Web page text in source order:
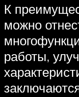
К
можно
работы,